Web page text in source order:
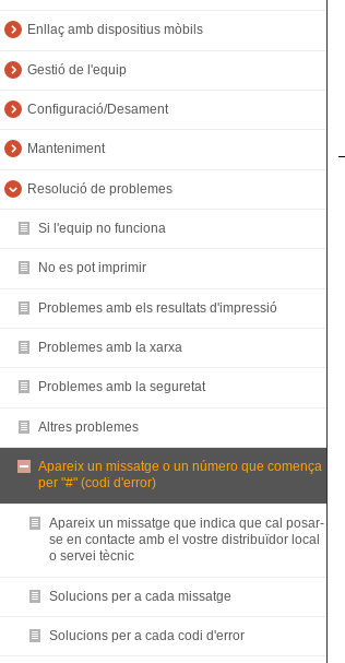
Enllaç amb dispositius mòbils
Gestió de l'equip
Configuració/Desament
Manteniment
Resolució de problemes
Si l'equip no funciona
No es pot imprimir
Problemes amb els resultats d'impressió
Problemes amb la xarxa
Problemes amb la seguretat
Altres problemes
Apareix un missatge o un número que comença
per "#" (codi d'error)
Apareix un missatge que indica que cal posar-
se en contacte amb el vostre distribuïdor local
o servei tècnic
Solucions per a cada missatge
Solucions per a cada codi d'error